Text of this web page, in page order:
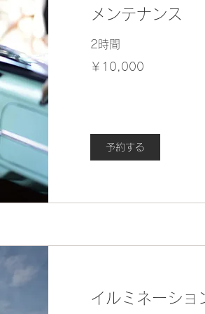
メンテナンス
2時間
円
￥10,000
予約する
イルミネーショ